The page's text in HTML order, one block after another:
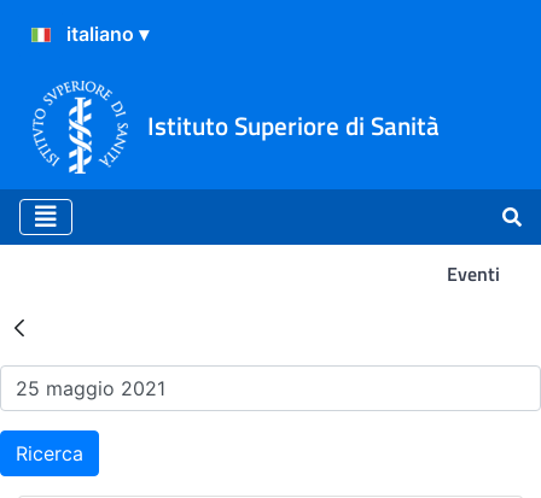
Istituto Superiore di Sanità
Eventi
Risultati della Ricerca -
Ricerca